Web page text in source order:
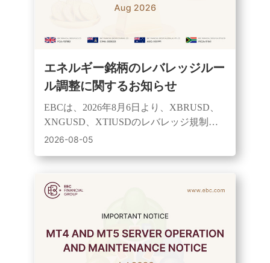
エネルギー銘柄のレバレッジルー
ル調整に関するお知らせ
EBCは、2026年8月6日より、XBRUSD、
XNGUSD、XTIUSDのレバレッジ規制を
改定し、セッションベースの管理とリス
2026-08-05